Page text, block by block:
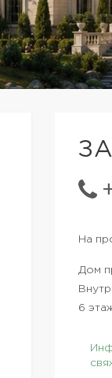
На
Дом
6